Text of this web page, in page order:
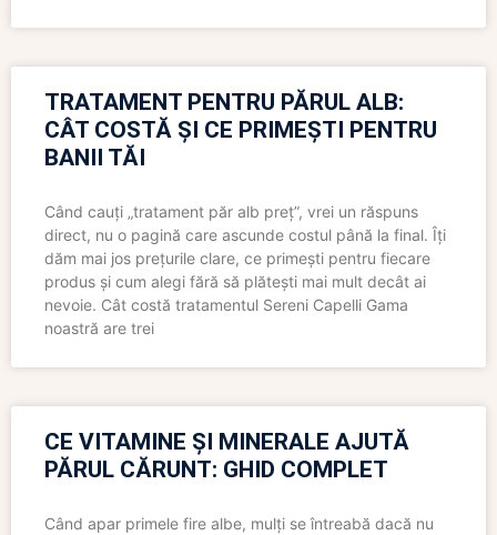
TRATAMENT PENTRU PĂRUL ALB:
CÂT COSTĂ ȘI CE PRIMEȘTI PENTRU
BANII TĂI
Când cauți „tratament păr alb preț”, vrei un răspuns
direct, nu o pagină care ascunde costul până la final. Îți
dăm mai jos prețurile clare, ce primești pentru fiecare
produs și cum alegi fără să plătești mai mult decât ai
nevoie. Cât costă tratamentul Sereni Capelli Gama
noastră are trei
CE VITAMINE ȘI MINERALE AJUTĂ
PĂRUL CĂRUNT: GHID COMPLET
Când apar primele fire albe, mulți se întreabă dacă nu